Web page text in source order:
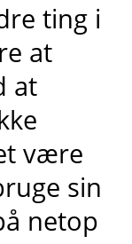
ting i
at
at
være
sin
netop